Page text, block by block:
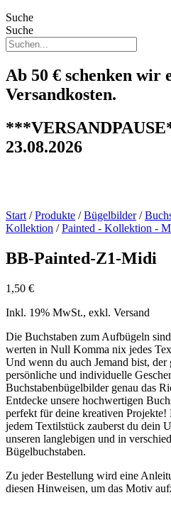
Suche
Suche
Ab 50 € schenken wir
Versandkosten.
23.08.2026
Start /Produkte /Bügelbilder/
Kollektion /Painted - Kollektion -
BB-Painted-Z1-Midi
1,50 €
Inkl. 19% MwSt., exkl. Versand
Die Buchstaben zum Aufbügeln
werten in Null Komma nix jedes
Und wenn du auch Jemand bist,
persönliche und individuelle
Buchstabenbügelbilder genau das
Entdecke unsere hochwertigen
perfekt für deine kreativen
jedem Textilstück zauberst du dein
unseren langlebigen und in
Bügelbuchstaben.
Zu jeder Bestellung wird eine
diesen Hinweisen, um das Motiv